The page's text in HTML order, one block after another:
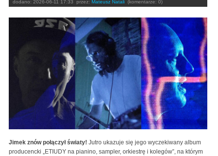
dodano: 2026-06-11 17:33 przez: Mateusz Natali (komentarze: 0)
Jimek znów połączył światy! Jutro ukazuje się jego wyczekiwany album
producencki „ETIUDY na pianino, sampler, orkiestrę i kolegów”, na którym